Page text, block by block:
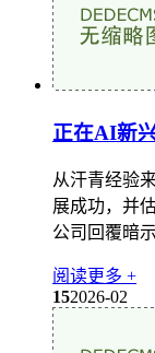
正在AI新
从汗青经验
展成功，并
公司回覆暗
阅读更多 +
152026-02